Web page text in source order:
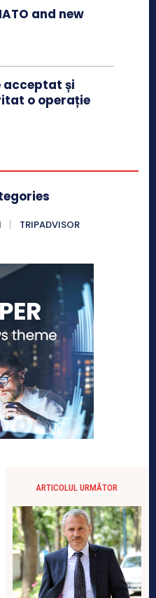
and new
acceptat și
o operație
TRIPADVISOR
ARTICOLUL URMĂTOR